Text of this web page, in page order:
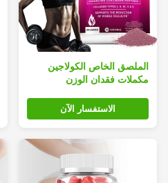
الملصق الخاص الكولاجين
مكملات فقدان الوزن
التمثيل الغذائيالاستفسار الآن